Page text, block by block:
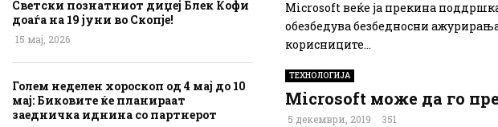
Мicrosoft веќе ја прекина
обезбедува безбедносни
корисниците...
ТЕХНОЛОГИЈА
Microsoft може да го
5 декември, 2019 351
Светски познатниот диџеј Блек Кофи
доаѓа на 19 јуни во Скопје!
15 мај, 2026
Голем неделен хороскоп од 4 мај до 10
мај: Биковите ќе планираат
заедничка иднина со партнерот